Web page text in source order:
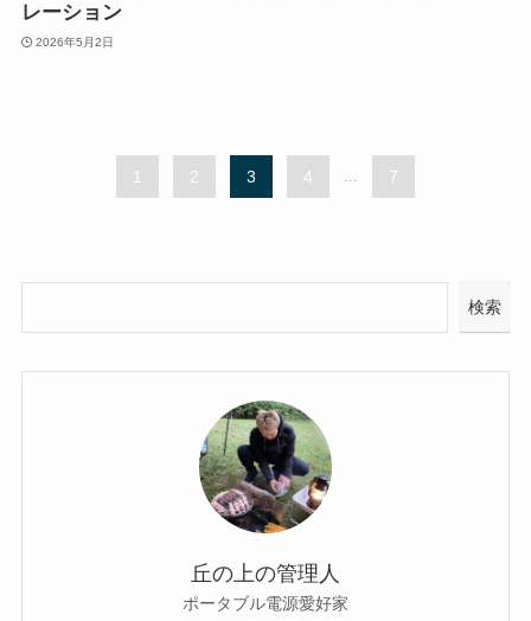
レーション
2026年5月2日
1 2 3 4 ... 7
検索
丘の上の管理人
ポータブル電源愛好家